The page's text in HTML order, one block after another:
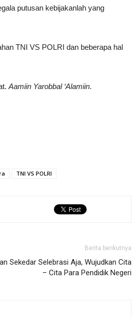
putusan kebijakanlah yang
TNI VS POLRI dan beberapa hal
Aamiin Yarobbal ‘Alamiin.
TNI VS POLRI
Berita berikutnya
Sekedar Selebrasi Aja, Wujudkan Cita
– Cita Para Pendidik Negeri